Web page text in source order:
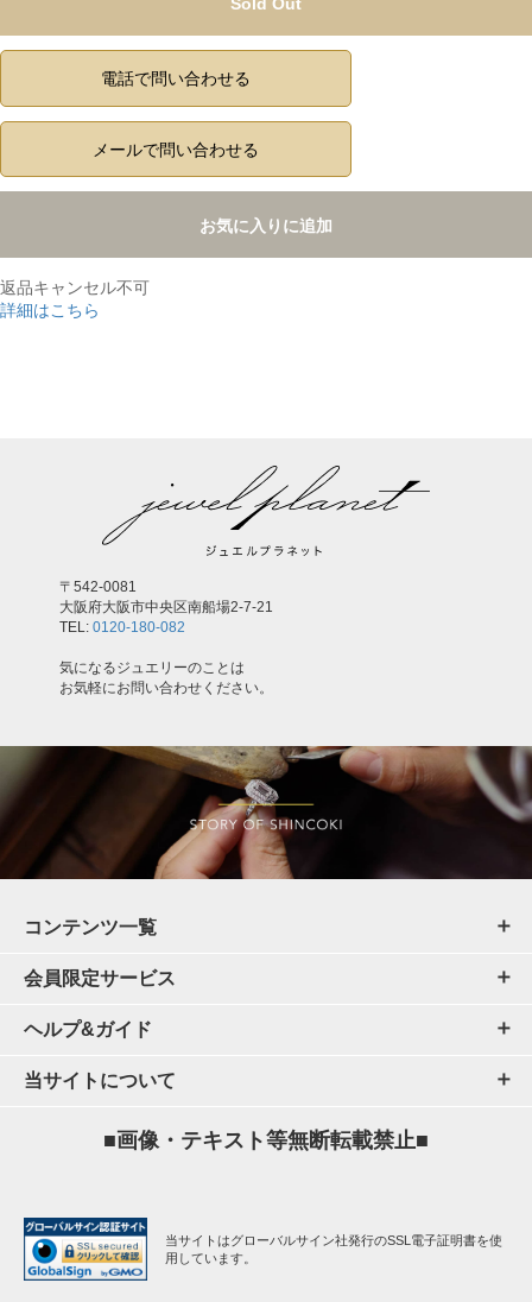
Sold Out
電話で問い合わせる
メールで問い合わせる
お気に入りに追加
返品キャンセル不可
詳細はこちら
〒542-0081
大阪府大阪市中央区南船場2-7-21
TEL: 0120-180-082
気になるジュエリーのことは
お気軽にお問い合わせください。
コンテンツ一覧
会員限定サービス
ヘルプ&ガイド
当サイトについて
■画像・テキスト等無断転載禁止■
当サイトはグローバルサイン社発行のSSL電子証明書を使
用しています。